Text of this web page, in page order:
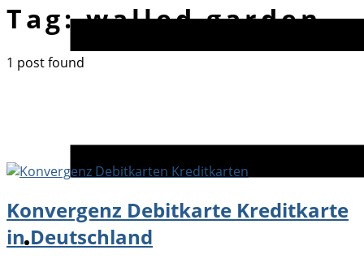
Tag:walled garden
1 post found
Konvergenz Debitkarte Kreditkarte
in Deutschland